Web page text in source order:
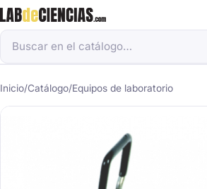
Inicio/Catálogo/Equipos de laboratorio